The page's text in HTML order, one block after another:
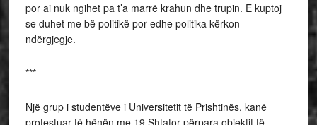
por ai nuk ngihet pa t’a marrë krahun dhe trupin. E kuptoj
se duhet me bë politikë por edhe politika kërkon
ndërgjegje.
***
Një grup i studentëve i Universitetit të Prishtinës, kanë
protestuar të hënën me 19 Shtator përpara objektit të